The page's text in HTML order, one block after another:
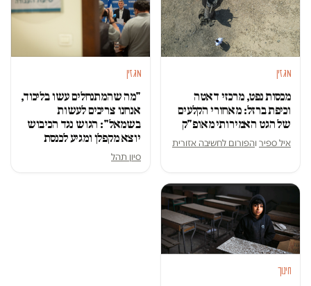
מגזין
מכסות נפט, מרכזי דאטה
וכיפת ברזל: מאחורי הקלעים
של הגט האמירותי מאופ"ק
איל ספיר והפורום לחשיבה אזורית
מגזין
"מה שהמתנחלים עשו בליכוד,
אנחנו צריכים לעשות
בשמאל": הגוש נגד הכיבוש
יוצא מקפלן ומגיע לכנסת
סיון תהל
חינוך